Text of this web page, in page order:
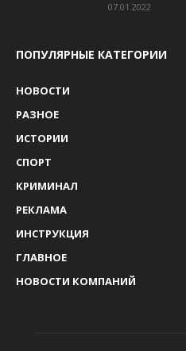
07.01.2022
ПОПУЛЯРНЫЕ КАТЕГОРИИ
НОВОСТИ
РАЗНОЕ
ИСТОРИИ
СПОРТ
КРИМИНАЛ
РЕКЛАМА
ИНСТРУКЦИЯ
ГЛАВНОЕ
НОВОСТИ КОМПАНИЙ